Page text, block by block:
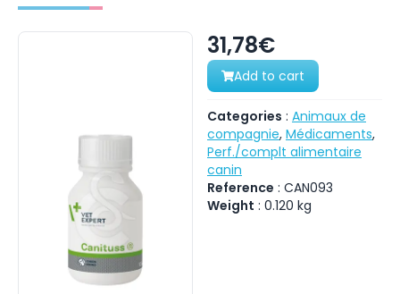
31,78€
Add to cart
Categories : Animaux de
compagnie, Médicaments,
Perf./complt alimentaire
canin
Reference : CAN093
Weight : 0.120 kg